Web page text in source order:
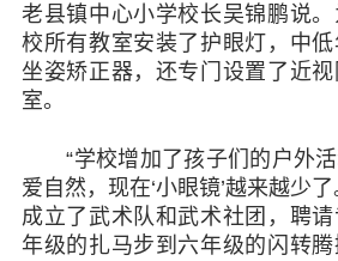
老县镇中心小学校长吴锦鹏说
校所有教室安装了护眼灯，中
坐姿矫正器，还专门设置了近
室。
“学校增加了孩子们的户外
爱自然，现在‘小眼镜’越来越少
成立了武术队和武术社团，聘
年级的扎马步到六年级的闪转